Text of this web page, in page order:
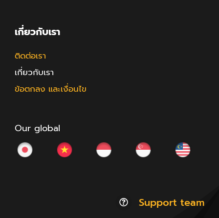
เกี่ยวกับเรา
ติดต่อเรา
เกี่ยวกับเรา
ข้อตกลง และเงื่อนไข
Our global
Support team